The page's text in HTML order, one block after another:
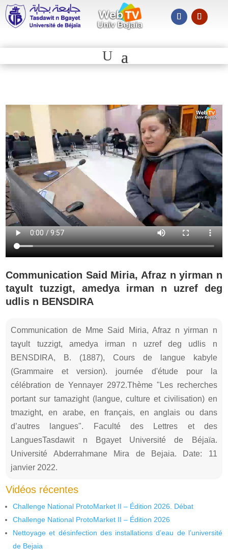
Communication Said Miria, Afraz n yirman n
taɣult tuzzigt, amedya irman n uzref deg
udlis n BENSDIRA
Communication de Mme Said Miria, Afraz n yirman n
taɣult tuzzigt, amedya irman n uzref deg udlis n
BENSDIRA, B. (1887), Cours de langue kabyle
(Grammaire et version). journée d'étude pour la
célébration de Yennayer 2972.Thème "Les recherches
portant sur tamazight (langue, culture et civilisation) en
tmazight, en arabe, en français, en anglais ou dans
d’autres langues". Faculté des Lettres et des
LanguesTasdawit n Bgayet Université de Béjaïa.
Université Abderrahmane Mira de Bejaia. Date: 11
janvier 2022.
Vidéos récentes
Challenge National ProtoMarket II – Édition 2026. Débat
Challenge National ProtoMarket II – Édition 2026
Nettoyage et désinfection des installations d’eau de l’université
de Bejaia